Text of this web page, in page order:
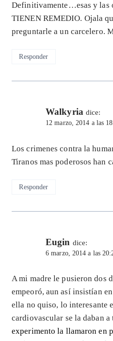
Definitivamente…esas y las
TIENEN REMEDIO. Ojala
preguntarle a un carcelero.
Responder
Walkyria dice:
12 marzo, 2014 a las
Los crimenes contra la
Tiranos mas poderosos han
Responder
Eugin dice:
6 marzo, 2014 a las
A mi madre le pusieron dos
empeoró, aun así insistían
ella no quiso, lo interesante
cardiovascular se la daban a
experimento la llamaron en